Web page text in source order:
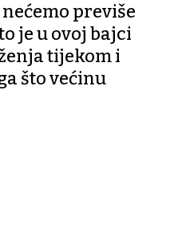
previše
je u ovoj bajci
tijekom i
što većinu